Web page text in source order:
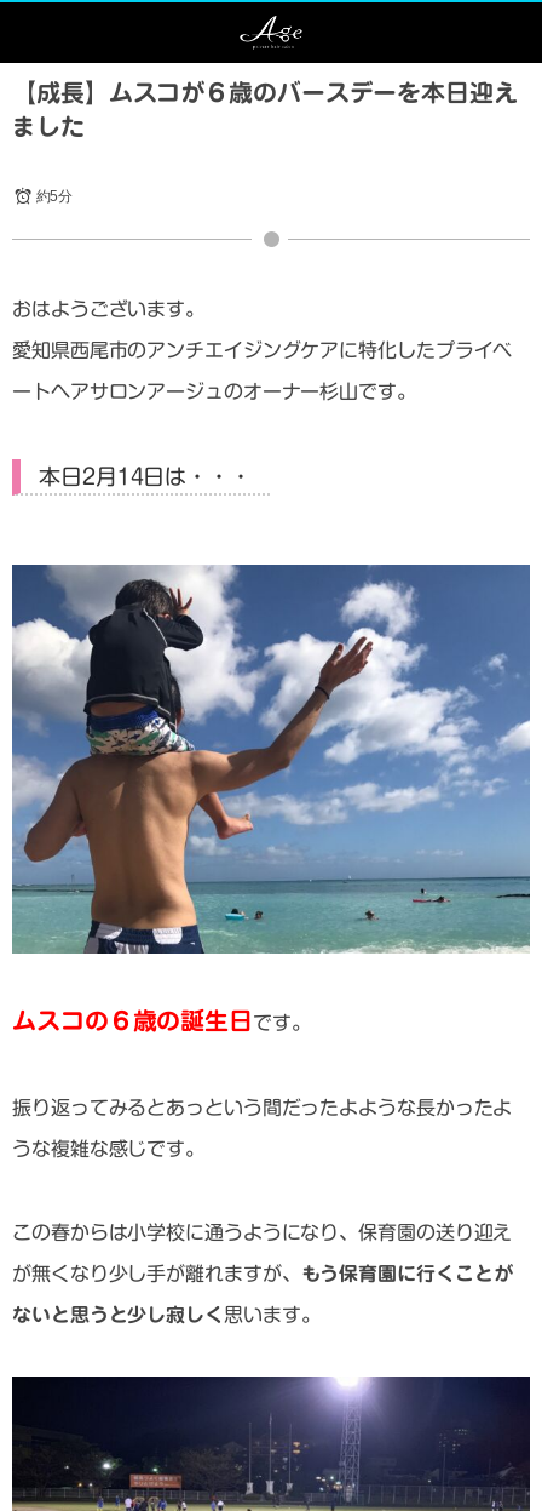
【成長】ムスコが６歳のバースデーを本日迎え
ました
約5分
おはようございます。
愛知県西尾市のアンチエイジングケアに特化したプライベ
ートヘアサロンアージュのオーナー杉山です。
本日2月14日は・・・
ムスコの６歳の誕生日 です。
振り返ってみるとあっという間だったよような長かったよ
うな複雑な感じです。
この春からは小学校に通うようになり、保育園の送り迎え
が無くなり少し手が離れますが、 もう保育園に行くことが
ないと思うと少し寂しく 思います。